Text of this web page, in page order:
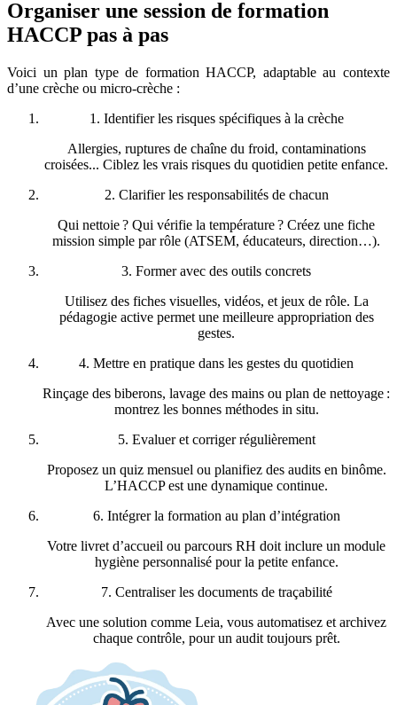
Organiser une session de formation
HACCP pas à pas
Voici un plan type de formation HACCP, adaptable au contexte
d’une crèche ou micro-crèche :
1. Identifier les risques spécifiques à la crèche
Allergies, ruptures de chaîne du froid, contaminations
croisées... Ciblez les vrais risques du quotidien petite enfance.
2. Clarifier les responsabilités de chacun
Qui nettoie ? Qui vérifie la température ? Créez une fiche
mission simple par rôle (ATSEM, éducateurs, direction…).
3. Former avec des outils concrets
Utilisez des fiches visuelles, vidéos, et jeux de rôle. La
pédagogie active permet une meilleure appropriation des
gestes.
4. Mettre en pratique dans les gestes du quotidien
Rinçage des biberons, lavage des mains ou plan de nettoyage :
montrez les bonnes méthodes in situ.
5. Evaluer et corriger régulièrement
Proposez un quiz mensuel ou planifiez des audits en binôme.
L’HACCP est une dynamique continue.
6. Intégrer la formation au plan d’intégration
Votre livret d’accueil ou parcours RH doit inclure un module
hygiène personnalisé pour la petite enfance.
7. Centraliser les documents de traçabilité
Avec une solution comme Leia, vous automatisez et archivez
chaque contrôle, pour un audit toujours prêt.